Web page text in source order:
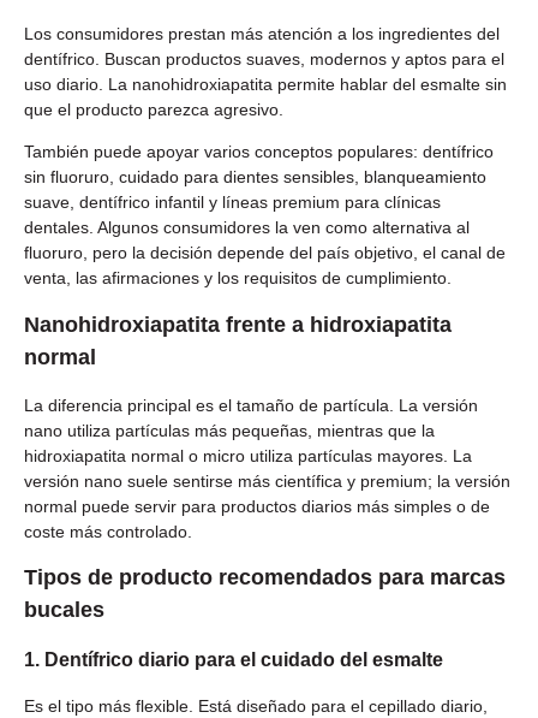
Los consumidores prestan más atención a los ingredientes del
dentífrico. Buscan productos suaves, modernos y aptos para el
uso diario. La nanohidroxiapatita permite hablar del esmalte sin
que el producto parezca agresivo.
También puede apoyar varios conceptos populares: dentífrico
sin fluoruro, cuidado para dientes sensibles, blanqueamiento
suave, dentífrico infantil y líneas premium para clínicas
dentales. Algunos consumidores la ven como alternativa al
fluoruro, pero la decisión depende del país objetivo, el canal de
venta, las afirmaciones y los requisitos de cumplimiento.
Nanohidroxiapatita frente a hidroxiapatita
normal
La diferencia principal es el tamaño de partícula. La versión
nano utiliza partículas más pequeñas, mientras que la
hidroxiapatita normal o micro utiliza partículas mayores. La
versión nano suele sentirse más científica y premium; la versión
normal puede servir para productos diarios más simples o de
coste más controlado.
Tipos de producto recomendados para marcas
bucales
1. Dentífrico diario para el cuidado del esmalte
Es el tipo más flexible. Está diseñado para el cepillado diario,